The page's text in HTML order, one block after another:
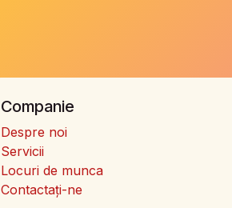
Companie
Despre noi
Servicii
Locuri de munca
Contactați-ne